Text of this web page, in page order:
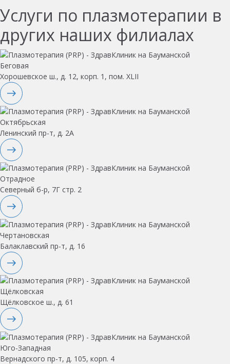
Услуги по плазмотерапии в
других наших филиалах
Беговая
Хорошевское ш., д. 12, корп. 1, пом. XLII
Октябрьская
Ленинский пр-т, д. 2А
Отрадное
Северный б-р, 7Г стр. 2
Чертановская
Балаклавский пр-т, д. 16
Щёлковская
Щёлковское ш., д. 61
Юго-Западная
Вернадского пр-т, д. 105, корп. 4